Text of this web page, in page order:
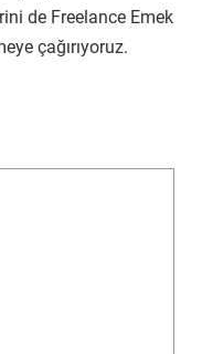
de Freelance Emek
çağırıyoruz.